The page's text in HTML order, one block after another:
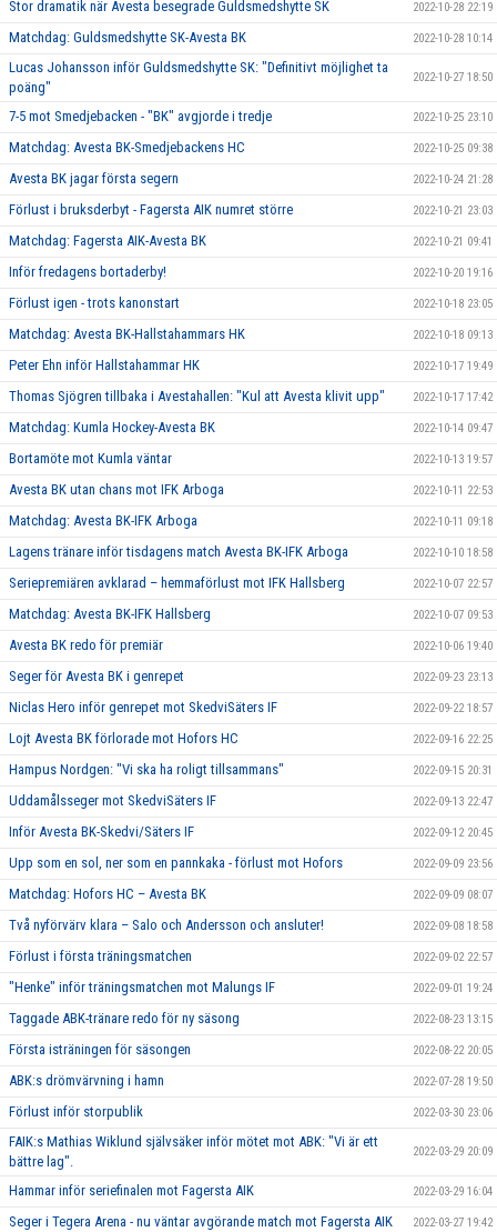
Stor dramatik när Avesta besegrade Guldsmedshytte SK 2022-10-28 22:19
Matchdag: Guldsmedshytte SK-Avesta BK 2022-10-28 10:14
Lucas Johansson inför Guldsmedshytte SK: "Definitivt möjlighet ta
poäng"
2022-10-27 18:50
7-5 mot Smedjebacken - "BK" avgjorde i tredje 2022-10-25 23:10
Matchdag: Avesta BK-Smedjebackens HC 2022-10-25 09:38
Avesta BK jagar första segern 2022-10-24 21:28
Förlust i bruksderbyt - Fagersta AIK numret större 2022-10-21 23:03
Matchdag: Fagersta AIK-Avesta BK 2022-10-21 09:41
Inför fredagens bortaderby! 2022-10-20 19:16
Förlust igen - trots kanonstart 2022-10-18 23:05
Matchdag: Avesta BK-Hallstahammars HK 2022-10-18 09:13
Peter Ehn inför Hallstahammar HK 2022-10-17 19:49
Thomas Sjögren tillbaka i Avestahallen: "Kul att Avesta klivit upp" 2022-10-17 17:42
Matchdag: Kumla Hockey-Avesta BK 2022-10-14 09:47
Bortamöte mot Kumla väntar 2022-10-13 19:57
Avesta BK utan chans mot IFK Arboga 2022-10-11 22:53
Matchdag: Avesta BK-IFK Arboga 2022-10-11 09:18
Lagens tränare inför tisdagens match Avesta BK-IFK Arboga 2022-10-10 18:58
Seriepremiären avklarad – hemmaförlust mot IFK Hallsberg 2022-10-07 22:57
Matchdag: Avesta BK-IFK Hallsberg 2022-10-07 09:53
Avesta BK redo för premiär 2022-10-06 19:40
Seger för Avesta BK i genrepet 2022-09-23 23:13
Niclas Hero inför genrepet mot SkedviSäters IF 2022-09-22 18:57
Lojt Avesta BK förlorade mot Hofors HC 2022-09-16 22:25
Hampus Nordgen: "Vi ska ha roligt tillsammans" 2022-09-15 20:31
Uddamålsseger mot SkedviSäters IF 2022-09-13 22:47
Inför Avesta BK-Skedvi/Säters IF 2022-09-12 20:45
Upp som en sol, ner som en pannkaka - förlust mot Hofors 2022-09-09 23:56
Matchdag: Hofors HC – Avesta BK 2022-09-09 08:07
Två nyförvärv klara – Salo och Andersson och ansluter! 2022-09-08 18:58
Förlust i första träningsmatchen 2022-09-02 22:57
"Henke" inför träningsmatchen mot Malungs IF 2022-09-01 19:24
Taggade ABK-tränare redo för ny säsong 2022-08-23 13:15
Första isträningen för säsongen 2022-08-22 20:05
ABK:s drömvärvning i hamn 2022-07-28 19:50
Förlust inför storpublik 2022-03-30 23:06
FAIK:s Mathias Wiklund självsäker inför mötet mot ABK: "Vi är ett
bättre lag".
2022-03-29 20:09
Hammar inför seriefinalen mot Fagersta AIK 2022-03-29 16:04
Seger i Tegera Arena - nu väntar avgörande match mot Fagersta AIK 2022-03-27 19:42